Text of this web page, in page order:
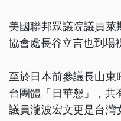
美國聯邦眾議院議員萊
協會處長谷立言也到場
至於日本前參議長山東
台團體「日華懇」，共
議員瀧波宏文更是台灣